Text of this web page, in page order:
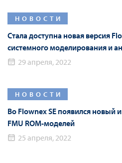
НОВОСТИ
Стала доступна новая версия
системного моделирования и
гидравлических систем
29 апреля, 2022
НОВОСТИ
Во Flownex SE появился новый
FMU ROM-моделей
25 апреля, 2022